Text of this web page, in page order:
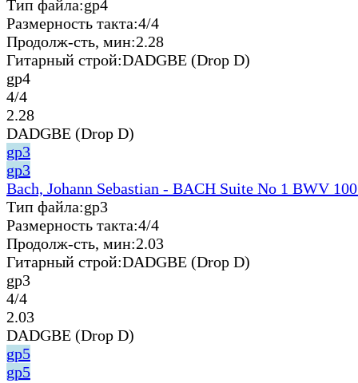
Тип файла:gp4
Размерность такта:4/4
Продолж-сть, мин:2.28
Гитарный строй:DADGBE (Drop D)
gp4
4/4
2.28
DADGBE (Drop D)
gp3
gp3
Bach, Johann Sebastian - BACH Suite No 1 BWV
Тип файла:gp3
Размерность такта:4/4
Продолж-сть, мин:2.03
Гитарный строй:DADGBE (Drop D)
gp3
4/4
2.03
DADGBE (Drop D)
gp5
gp5